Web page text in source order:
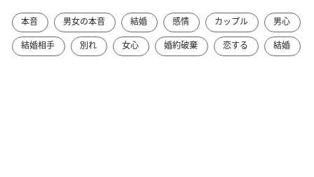
本音 男女の本音 結婚 感情 カップル
男心
結婚相手
別れ 女心 婚約破棄 恋する 結婚